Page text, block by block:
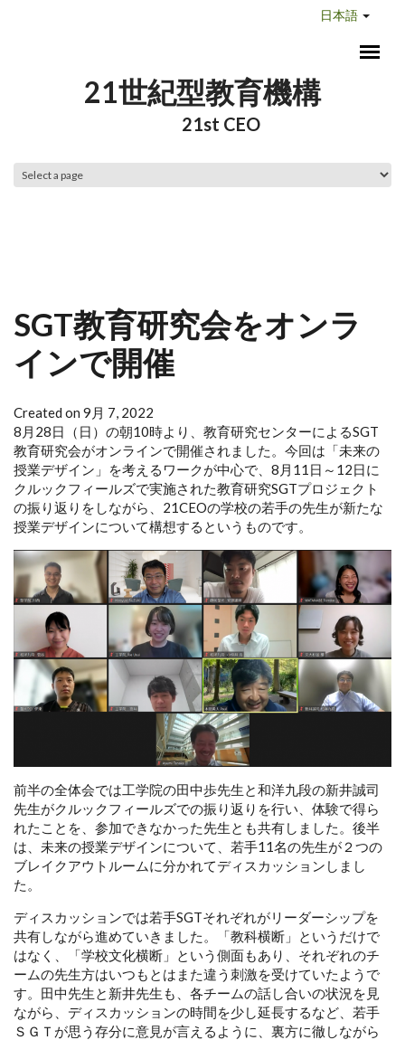
日本語
21世紀型教育機構
21st CEO
SGT教育研究会をオンラ
インで開催
Created on 9月 7, 2022
8月28日（日）の朝10時より、教育研究センターによるSGT
教育研究会がオンラインで開催されました。今回は「未来の
授業デザイン」を考えるワークが中心で、8月11日～12日に
クルックフィールズで実施された教育研究SGTプロジェクト
の振り返りをしながら、21CEOの学校の若手の先生が新たな
授業デザインについて構想するというものです。
前半の全体会では工学院の田中歩先生と和洋九段の新井誠司
先生がクルックフィールズでの振り返りを行い、体験で得ら
れたことを、参加できなかった先生とも共有しました。後半
は、未来の授業デザインについて、若手11名の先生が２つの
ブレイクアウトルームに分かれてディスカッションしまし
た。
ディスカッションでは若手SGTそれぞれがリーダーシップを
共有しながら進めていきました。「教科横断」というだけで
はなく、「学校文化横断」という側面もあり、それぞれのチ
ームの先生方はいつもとはまた違う刺激を受けていたようで
す。田中先生と新井先生も、各チームの話し合いの状況を見
ながら、ディスカッションの時間を少し延長するなど、若手
ＳＧＴが思う存分に意見が言えるように、裏方に徹しながら